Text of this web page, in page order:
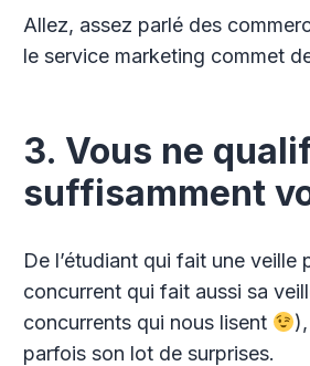
Allez, assez parlé des
le service marketing commet
3. Vous ne
suffisamment
De l’étudiant qui fait une veille
concurrent qui fait aussi sa
concurrents qui nous lisent
parfois son lot de surprises.